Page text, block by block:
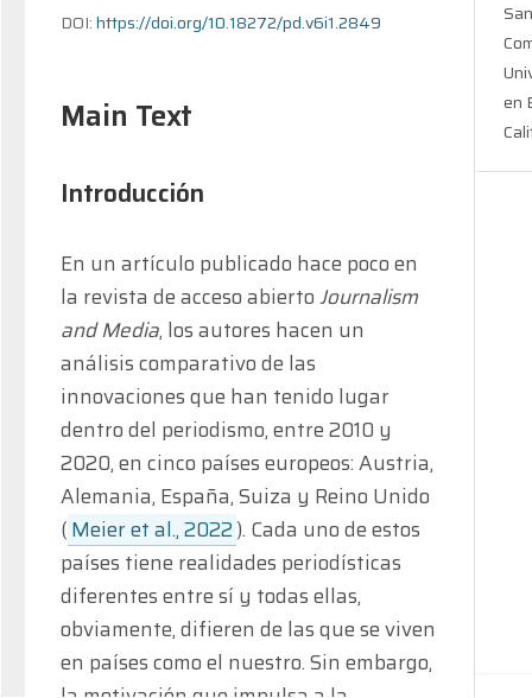
DOI:https://doi.org/10.18272/pd.v6i1.2849
Main Text
Introducción
En un artículo publicado hace poco en
la revista de acceso abierto Journalism
and Media, los autores hacen un
análisis comparativo de las
innovaciones que han tenido lugar
dentro del periodismo, entre 2010 y
2020, en cinco países europeos: Austria,
Alemania, España, Suiza y Reino Unido
(Meier et al., 2022). Cada uno de estos
países tiene realidades periodísticas
diferentes entre sí y todas ellas,
obviamente, difieren de las que se viven
en países como el nuestro. Sin embargo,
en